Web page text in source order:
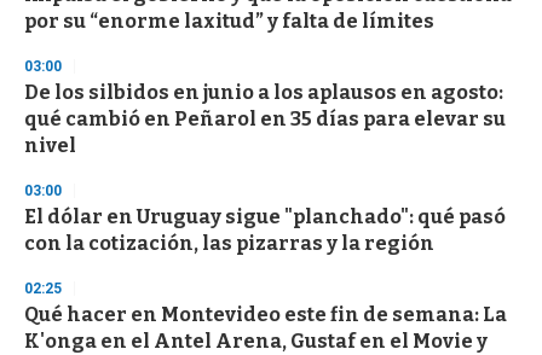
por su “enorme laxitud” y falta de límites
03:00
De los silbidos en junio a los aplausos en agosto:
qué cambió en Peñarol en 35 días para elevar su
nivel
03:00
El dólar en Uruguay sigue "planchado": qué pasó
con la cotización, las pizarras y la región
02:25
Qué hacer en Montevideo este fin de semana: La
K'onga en el Antel Arena, Gustaf en el Movie y